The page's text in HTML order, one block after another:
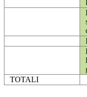
TOTALI